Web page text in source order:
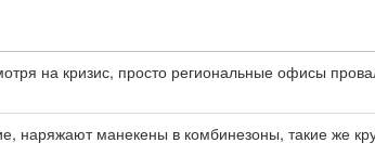
на кризис, просто региональные офисы
наряжают манекены в комбинезоны, такие же